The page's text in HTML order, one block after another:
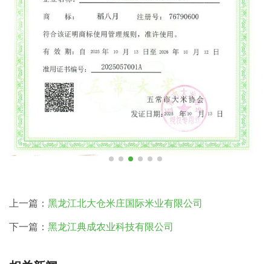
上一篇： 黑龙江北大仓米庄国际米业有限公司
下一篇： 黑龙江典成农业科技有限公司